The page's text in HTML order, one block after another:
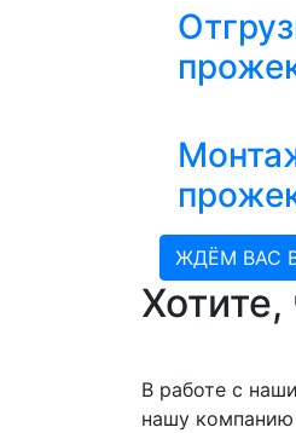
ЖДЁМ ВАС
В работе с
нашу компанию